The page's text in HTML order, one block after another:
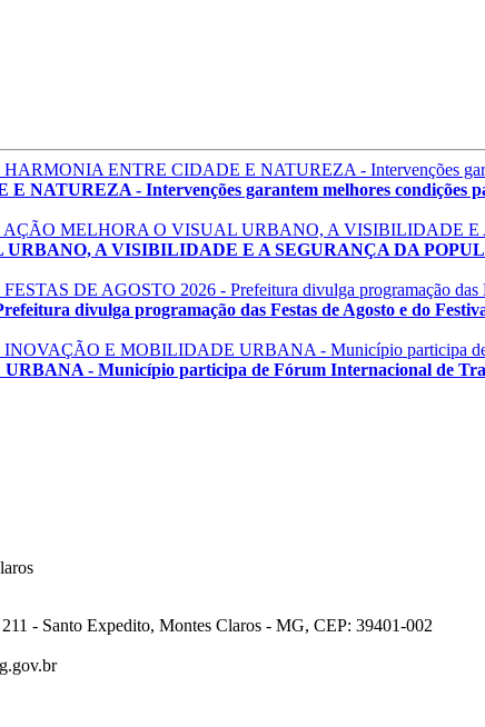
NATUREZA - Intervenções garantem melhores condições
A VISIBILIDADE E A SEGURANÇA DA
divulga programação das Festas de Agosto e do
- Município participa de Fórum Internacional de
- Santo Expedito, Montes Claros - MG, CEP: 39401-002